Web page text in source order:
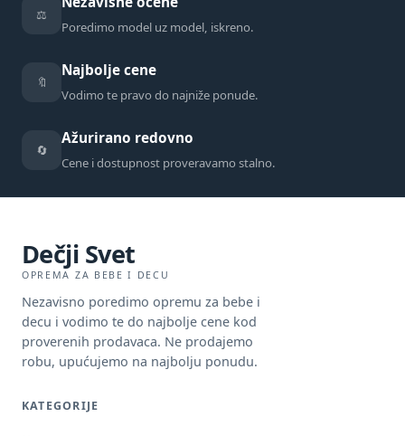
⚖️
Poredimo model uz model, iskreno.
🔖
Najbolje cene
Vodimo te pravo do najniže ponude.
🔄
Ažurirano redovno
Cene i dostupnost proveravamo stalno.
Dečji Svet
OPREMA ZA BEBE I DECU
Nezavisno poredimo opremu za bebe i
decu i vodimo te do najbolje cene kod
proverenih prodavaca. Ne prodajemo
robu, upućujemo na najbolju ponudu.
KATEGORIJE